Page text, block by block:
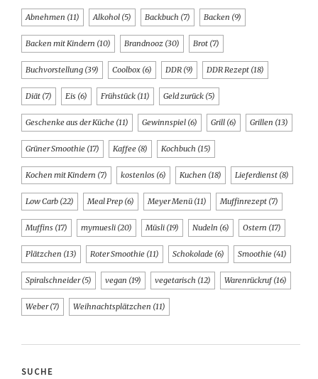
Abnehmen (11) Alkohol (5) Backbuch (7) Backen (9)
Backen mit Kindern (10) Brandnooz (30) Brot (7)
Buchvorstellung (39) Coolbox (6) DDR (9) DDR Rezept (18)
Diät (7) Eis (6) Frühstück (11) Geld zurück (5)
Geschenke aus der Küche (11) Gewinnspiel (6) Grill (6) Grillen (13)
Grüner Smoothie (17) Kaffee (8) Kochbuch (15)
Kochen mit Kindern (7) kostenlos (6) Kuchen (18) Lieferdienst (8)
Low Carb (22) Meal Prep (6) Meyer Menü (11) Muffinrezept (7)
Muffins (17) mymuesli (20) Müsli (19) Nudeln (6) Ostern (17)
Plätzchen (13) Roter Smoothie (11) Schokolade (6) Smoothie (41)
Spiralschneider(5) vegan (19) vegetarisch (12) Warenrückruf(16)
Weber(7) Weihnachtsplätzchen (11)
SUCHE